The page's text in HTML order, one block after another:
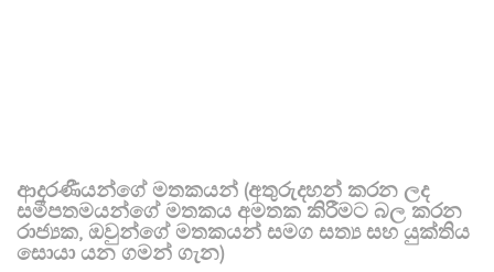
ආදරණීයන්ගේ මතකයන් (අතුරුදහන් කරන ලද
සමීපතමයන්ගේ මතකය අමතක කිරීමට බල කරන
රාජ්‍යක, ඔවුන්ගේ මතකයන් සමග සත්‍ය සහ යුක්තිය
සොයා යන ගමන් ගැන)